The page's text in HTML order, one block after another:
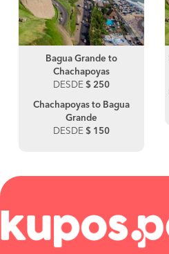
Bagua Grande to
Chachapoyas
DESDE $ 250
Chachapoyas to Bagua
Grande
DESDE $ 150